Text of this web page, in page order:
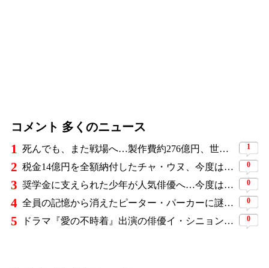
コメント 多くのニュース
1 死んでも、また戦場へ…製作費約276億円、世界興収584億円のSF大作『オール・ユー・ニード・イズ・キル』がついに配信 1
2 税金14億円を全額納付したチャ・ウヌ、今度は軍服姿で登場…鍛え上げた上半身に驚きの声 0
3 奨学金に支えられた少年が人気俳優へ…今度は子どもたちに総額5,000万円を寄付 0
4 全員の記憶から消えたピーター・パーカーに謎の敵と制御不能の新能力…『スパイダーマン：ブランド・ニュー・デイ』に期待爆発 0
5 ドラマ『愛の不時着』出演の俳優イ・シニョン、非公開で入隊していたことを報告…新兵教育修了日に自筆手紙を公開 0